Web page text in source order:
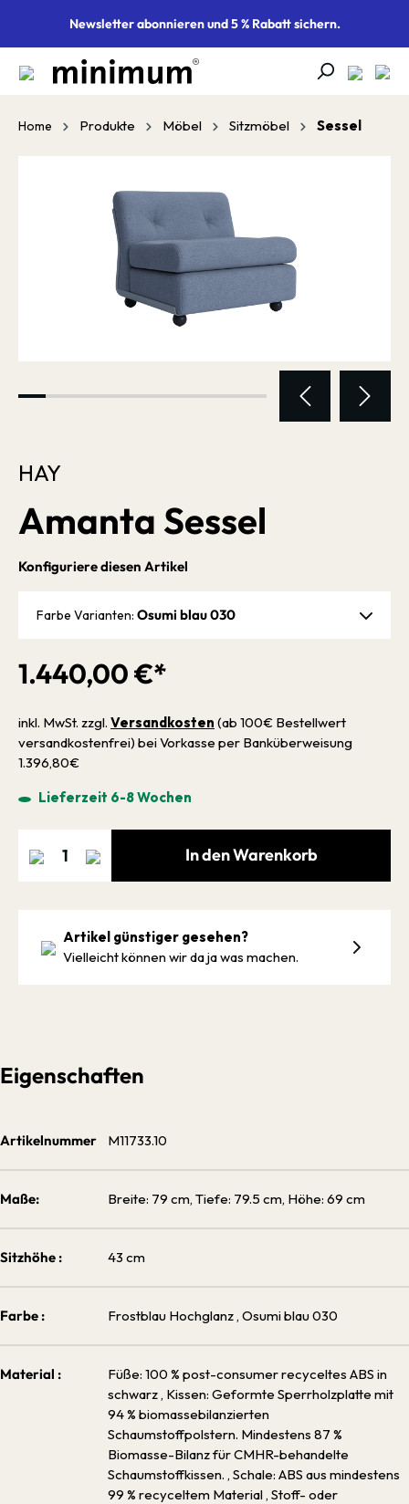
springenNewsletter abonnieren und 5 % Rabatt sichern.
Home Produkte Möbel Sitzmöbel Sessel
HAY
Amanta Sessel
1.440,00 €*
inkl. MwSt. zzgl. Versandkosten (ab 100€ Bestellwert
versandkostenfrei) bei Vorkasse per Banküberweisung
1.396,80€
Lieferzeit 6-8 Wochen
Konfiguriere diesen Artikel
Farbe Varianten: Osumi blau 030
In den Warenkorb
Artikel günstiger gesehen?
Vielleicht können wir da ja was machen.
Eigenschaften
Artikelnummer M11733.10
Maße: Breite: 79 cm, Tiefe: 79.5 cm, Höhe: 69 cm
Sitzhöhe : 43 cm
Farbe : Frostblau Hochglanz , Osumi blau 030
Material :
Füße: 100 % post-consumer recyceltes ABS in
schwarz , Kissen: Geformte Sperrholzplatte mit
94 % biomassebilanzierten
Schaumstoffpolstern. Mindestens 87 %
Biomasse-Bilanz für CMHR-behandelte
Schaumstoffkissen. , Schale: ABS aus mindestens
99 % recyceltem Material , Stoff- oder